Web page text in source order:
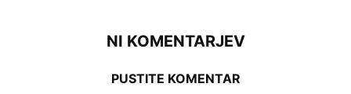
NI KOMENTARJEV
PUSTITE KOMENTAR